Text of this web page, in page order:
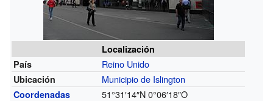
Localización
País
Reino Unido
Ubicación Municipio de Islington
Coordenadas 51°31′14″N0°06′18″O